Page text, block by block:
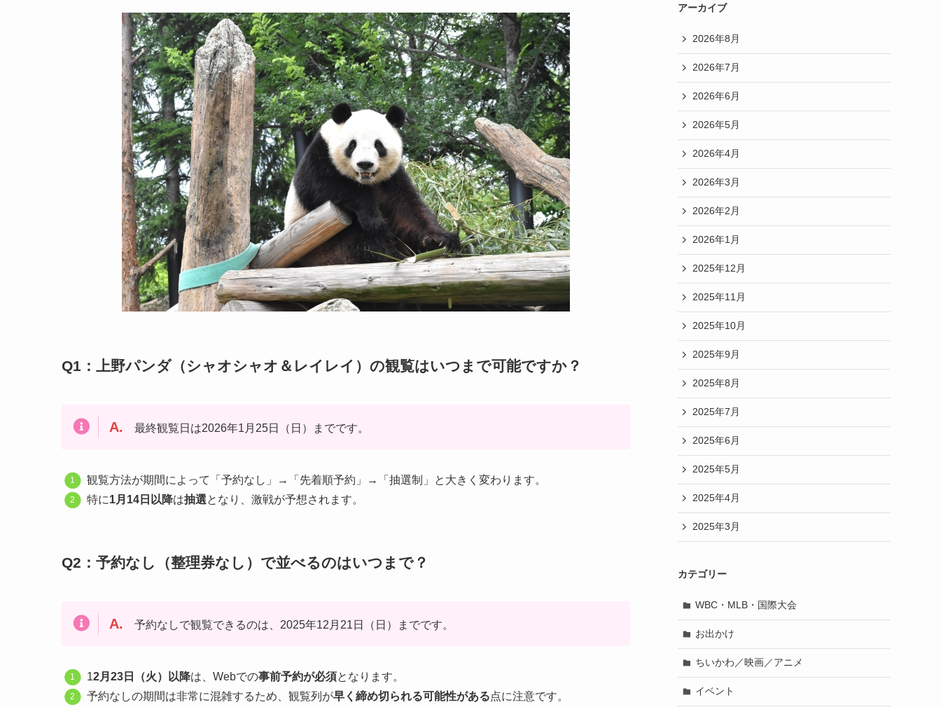
Q1：上野パンダ（シャオシャオ＆レイレイ）の観覧はいつまで可能ですか？
A. 最終観覧日は2026年1月25日（日）までです。
観覧方法が期間によって「予約なし」→「先着順予約」→「抽選制」と大きく変わります。
特に1月14日以降は抽選となり、激戦が予想されます。
Q2：予約なし（整理券なし）で並べるのはいつまで？
A. 予約なしで観覧できるのは、2025年12月21日（日）までです。
12月23日（火）以降は、Webでの事前予約が必須となります。
予約なしの期間は非常に混雑するため、観覧列が早く締め切られる可能性がある点に注意です。
アーカイブ
2026年8月
2026年7月
2026年6月
2026年5月
2026年4月
2026年3月
2026年2月
2026年1月
2025年12月
2025年11月
2025年10月
2025年9月
2025年8月
2025年7月
2025年6月
2025年5月
2025年4月
2025年3月
カテゴリー
WBC・MLB・国際大会
お出かけ
ちいかわ／映画／アニメ
イベント